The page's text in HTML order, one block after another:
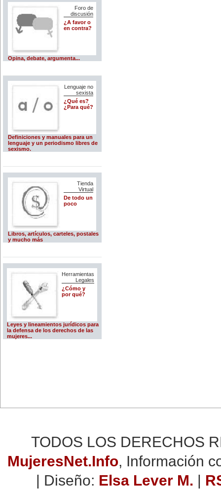
Foro de
discusión
¿A favor o
en contra?
Opina, debate, argumenta...
Lenguaje no
sexista
¿Qué es?
¿Para qué?
Definiciones y manuales para un
lenguaje y un periodismo libres de
sexismo.
Tienda
Virtual
De todo un
poco
Libros, artículos, carteles, postales
y mucho más
Herramientas
Legales
¿Cómo y
por qué?
Leyes y lineamientos jurídicos para
la defensa de los derechos de las
mujeres...
TODOS LOS DERECHOS
MujeresNet.Info, Información
| Diseño: Elsa Lever M. |